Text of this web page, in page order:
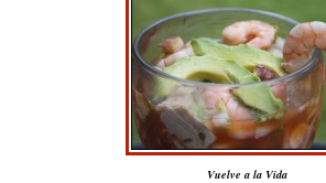
Vuelve a la Vida